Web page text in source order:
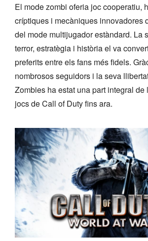
El mode zombi oferia joc cooperatiu,
críptiques i mecàniques innovadores
del mode multijugador estàndard. La
terror, estratègia i història el va
preferits entre els fans més fidels.
nombrosos seguidors i la seva
Zombies ha estat una part integral
jocs de Call of Duty fins ara.